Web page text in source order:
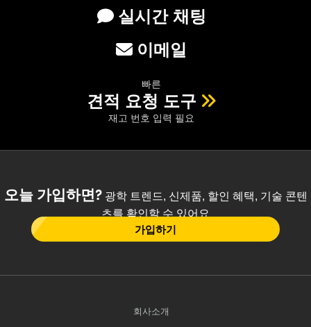
실시간 채팅
이메일
빠른
견적 요청 도구
재고 번호 입력 필요
오늘 가입하면?광학 트렌드, 신제품, 할인 혜택, 기술 콘텐
츠를 확인할 수 있어요
가입하기
회사소개